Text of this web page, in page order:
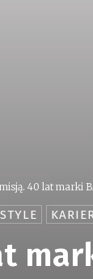
40 lat marki